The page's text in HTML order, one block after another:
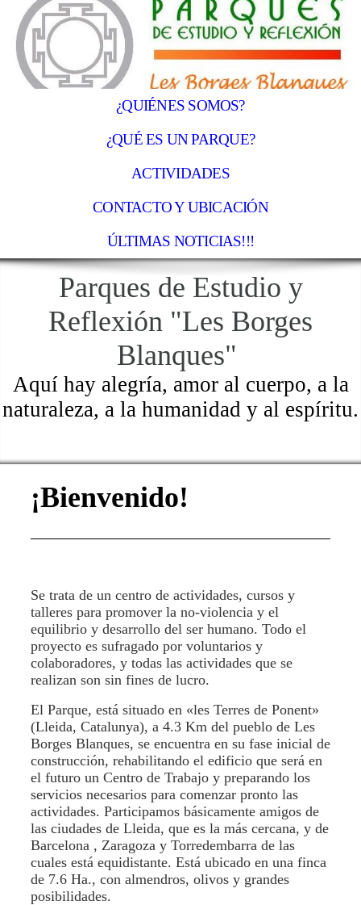
¿QUIÉNES SOMOS?
¿QUÉ ES UN PARQUE?
ACTIVIDADES
CONTACTO Y UBICACIÓN
ÚLTIMAS NOTICIAS!!!
Parques de Estudio y
Reflexión "Les Borges
Blanques"
Aquí hay alegría, amor al cuerpo, a la
naturaleza, a la humanidad y al espíritu.
¡Bienvenido!
Se trata de un centro de actividades, cursos y
talleres para promover la no-violencia y el
equilibrio y desarrollo del ser humano. Todo el
proyecto es sufragado por voluntarios y
colaboradores, y todas las actividades que se
realizan son sin fines de lucro.
El Parque, está situado en «les Terres de Ponent»
(Lleida, Catalunya), a 4.3 Km del pueblo de Les
Borges Blanques, se encuentra en su fase inicial de
construcción, rehabilitando el edificio que será en
el futuro un Centro de Trabajo y preparando los
servicios necesarios para comenzar pronto las
actividades. Participamos básicamente amigos de
las ciudades de Lleida, que es la más cercana, y de
Barcelona , Zaragoza y Torredembarra de las
cuales está equidistante. Está ubicado en una finca
de 7.6 Ha., con almendros, olivos y grandes
posibilidades.